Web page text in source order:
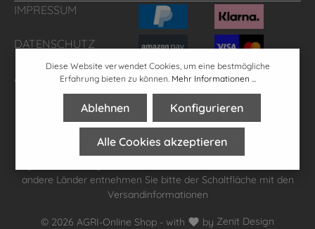
genommen und dieAGBgelesen und bin mit ihnen
einverstanden.
IMPRESSUM
DATENSCHUTZ
AGB'S FAQ
© 2026 AGRI-Online Shop - with by Zenit Design
* Alle Preise inkl. gesetzl. Mehrwertsteuer zzgl.
wenn nicht anders angegeben.
andere Länder entnehmen Sie bitte der Schaltfläche mit den
Versandinformationen
Diese Website verwendet Cookies, um eine bestmögliche
Erfahrung bieten zu können. Mehr Informationen ...
Ablehnen Konfigurieren
Alle Cookies akzeptieren